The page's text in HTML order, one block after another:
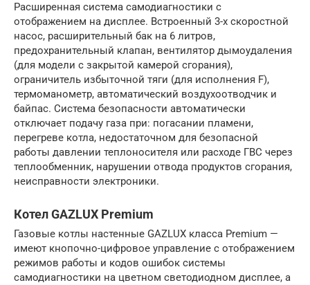
Расширенная система самодиагностики с
отображением на дисплее. Встроенный 3-х скоростной
насос, расширительный бак на 6 литров,
предохранительный клапан, вентилятор дымоудаления
(для модели с закрытой камерой сгорания),
ограничитель избыточной тяги (для исполнения F),
термоманометр, автоматический воздухоотводчик и
байпас. Система безопасности автоматически
отключает подачу газа при: погасании пламени,
перегреве котла, недостаточном для безопасной
работы давлении теплоносителя или расходе ГВС через
теплообменник, нарушении отвода продуктов сгорания,
неисправности электроники.
Котел GAZLUX Premium
Газовые котлы настенные GAZLUX класса Premium —
имеют кнопочно-цифровое управление с отображением
режимов работы и кодов ошибок системы
самодиагностики на цветном светодиодном дисплее, а